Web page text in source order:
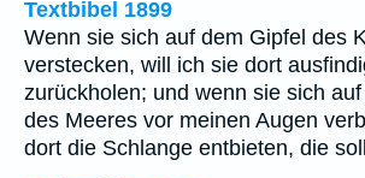
Textbibel 1899
Wenn sie sich auf dem Gipfel des
verstecken, will ich sie dort
zurückholen; und wenn sie sich
des Meeres vor meinen Augen
dort die Schlange entbieten, die